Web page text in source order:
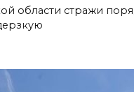
БПЛА сбили
Ростовской
2026 23:00
области стражи